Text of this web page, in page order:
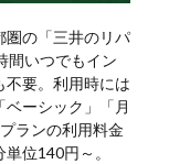
圏の「三井のリパ
間いつでもイン
不要。利用時には
ーシック」「月
ランの利用料金
位140円～。